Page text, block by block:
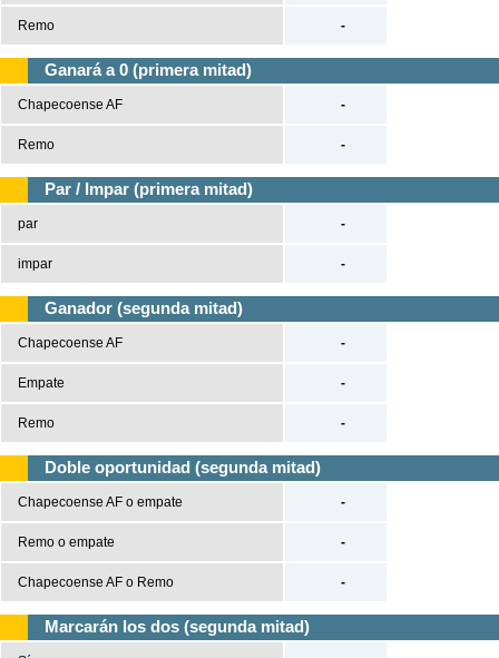
Remo -
Ganará a 0 (primera mitad)
Chapecoense AF
Remo
-
-
Par / Impar (primera mitad)
par
impar
-
-
Ganador (segunda mitad)
Chapecoense AF
Empate
Remo
-
-
-
Doble oportunidad (segunda mitad)
Chapecoense AF o empate
Remo o empate
Chapecoense AF o Remo
-
-
-
Marcarán los dos (segunda mitad)